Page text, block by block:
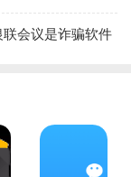
会议是诈骗软件